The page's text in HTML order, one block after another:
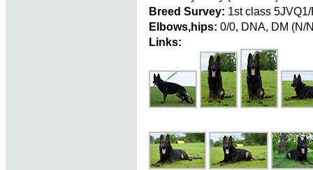
Breed Survey: 1st class
Elbows,hips: 0/0, DNA, DM (N/
Links: